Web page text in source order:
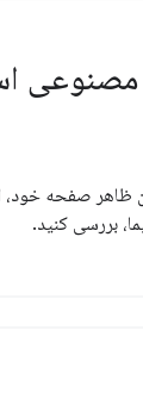
ظاهر صفحه خود،
بررسی کنید.